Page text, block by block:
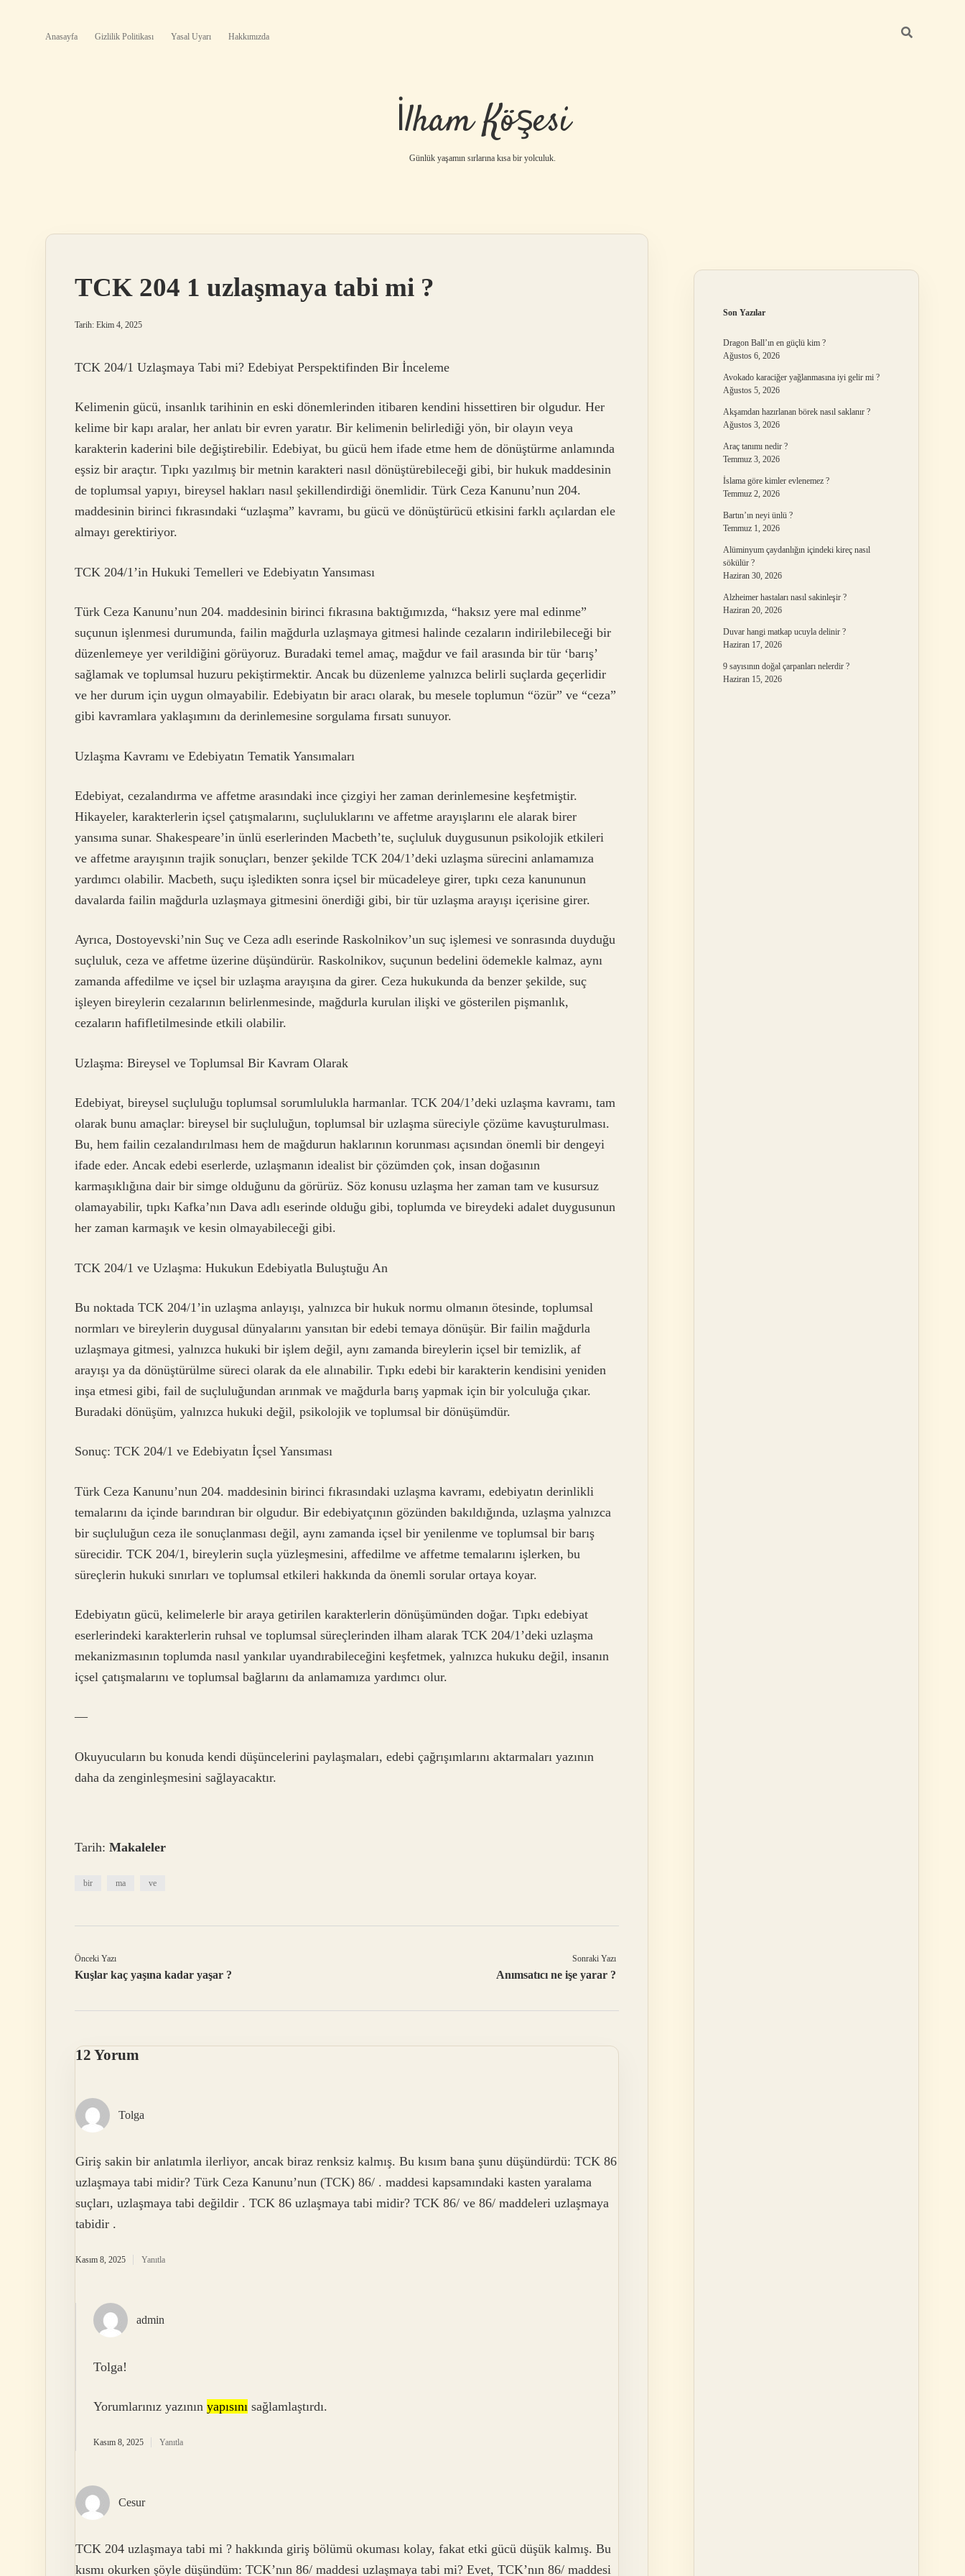
Anasayfa Gizlilik Politikası Yasal Uyarı Hakkımızda
İlham Köşesi
Günlük yaşamın sırlarına kısa bir yolculuk.
TCK 204 1 uzlaşmaya tabi mi ?
Tarih: Ekim 4, 2025
TCK 204/1 Uzlaşmaya Tabi mi? Edebiyat Perspektifinden Bir İnceleme
Kelimenin gücü, insanlık tarihinin en eski dönemlerinden itibaren kendini hissettiren bir olgudur. Her
kelime bir kapı aralar, her anlatı bir evren yaratır. Bir kelimenin belirlediği yön, bir olayın veya
karakterin kaderini bile değiştirebilir. Edebiyat, bu gücü hem ifade etme hem de dönüştürme anlamında
eşsiz bir araçtır. Tıpkı yazılmış bir metnin karakteri nasıl dönüştürebileceği gibi, bir hukuk maddesinin
de toplumsal yapıyı, bireysel hakları nasıl şekillendirdiği önemlidir. Türk Ceza Kanunu’nun 204.
maddesinin birinci fıkrasındaki “uzlaşma” kavramı, bu gücü ve dönüştürücü etkisini farklı açılardan ele
almayı gerektiriyor.
TCK 204/1’in Hukuki Temelleri ve Edebiyatın Yansıması
Türk Ceza Kanunu’nun 204. maddesinin birinci fıkrasına baktığımızda, “haksız yere mal edinme”
suçunun işlenmesi durumunda, failin mağdurla uzlaşmaya gitmesi halinde cezaların indirilebileceği bir
düzenlemeye yer verildiğini görüyoruz. Buradaki temel amaç, mağdur ve fail arasında bir tür ‘barış’
sağlamak ve toplumsal huzuru pekiştirmektir. Ancak bu düzenleme yalnızca belirli suçlarda geçerlidir
ve her durum için uygun olmayabilir. Edebiyatın bir aracı olarak, bu mesele toplumun “özür” ve “ceza”
gibi kavramlara yaklaşımını da derinlemesine sorgulama fırsatı sunuyor.
Uzlaşma Kavramı ve Edebiyatın Tematik Yansımaları
Edebiyat, cezalandırma ve affetme arasındaki ince çizgiyi her zaman derinlemesine keşfetmiştir.
Hikayeler, karakterlerin içsel çatışmalarını, suçluluklarını ve affetme arayışlarını ele alarak birer
yansıma sunar. Shakespeare’in ünlü eserlerinden Macbeth’te, suçluluk duygusunun psikolojik etkileri
ve affetme arayışının trajik sonuçları, benzer şekilde TCK 204/1’deki uzlaşma sürecini anlamamıza
yardımcı olabilir. Macbeth, suçu işledikten sonra içsel bir mücadeleye girer, tıpkı ceza kanununun
davalarda failin mağdurla uzlaşmaya gitmesini önerdiği gibi, bir tür uzlaşma arayışı içerisine girer.
Ayrıca, Dostoyevski’nin Suç ve Ceza adlı eserinde Raskolnikov’un suç işlemesi ve sonrasında duyduğu
suçluluk, ceza ve affetme üzerine düşündürür. Raskolnikov, suçunun bedelini ödemekle kalmaz, aynı
zamanda affedilme ve içsel bir uzlaşma arayışına da girer. Ceza hukukunda da benzer şekilde, suç
işleyen bireylerin cezalarının belirlenmesinde, mağdurla kurulan ilişki ve gösterilen pişmanlık,
cezaların hafifletilmesinde etkili olabilir.
Uzlaşma: Bireysel ve Toplumsal Bir Kavram Olarak
Edebiyat, bireysel suçluluğu toplumsal sorumlulukla harmanlar. TCK 204/1’deki uzlaşma kavramı, tam
olarak bunu amaçlar: bireysel bir suçluluğun, toplumsal bir uzlaşma süreciyle çözüme kavuşturulması.
Bu, hem failin cezalandırılması hem de mağdurun haklarının korunması açısından önemli bir dengeyi
ifade eder. Ancak edebi eserlerde, uzlaşmanın idealist bir çözümden çok, insan doğasının
karmaşıklığına dair bir simge olduğunu da görürüz. Söz konusu uzlaşma her zaman tam ve kusursuz
olamayabilir, tıpkı Kafka’nın Dava adlı eserinde olduğu gibi, toplumda ve bireydeki adalet duygusunun
her zaman karmaşık ve kesin olmayabileceği gibi.
TCK 204/1 ve Uzlaşma: Hukukun Edebiyatla Buluştuğu An
Bu noktada TCK 204/1’in uzlaşma anlayışı, yalnızca bir hukuk normu olmanın ötesinde, toplumsal
normları ve bireylerin duygusal dünyalarını yansıtan bir edebi temaya dönüşür. Bir failin mağdurla
uzlaşmaya gitmesi, yalnızca hukuki bir işlem değil, aynı zamanda bireylerin içsel bir temizlik, af
arayışı ya da dönüştürülme süreci olarak da ele alınabilir. Tıpkı edebi bir karakterin kendisini yeniden
inşa etmesi gibi, fail de suçluluğundan arınmak ve mağdurla barış yapmak için bir yolculuğa çıkar.
Buradaki dönüşüm, yalnızca hukuki değil, psikolojik ve toplumsal bir dönüşümdür.
Sonuç: TCK 204/1 ve Edebiyatın İçsel Yansıması
Türk Ceza Kanunu’nun 204. maddesinin birinci fıkrasındaki uzlaşma kavramı, edebiyatın derinlikli
temalarını da içinde barındıran bir olgudur. Bir edebiyatçının gözünden bakıldığında, uzlaşma yalnızca
bir suçluluğun ceza ile sonuçlanması değil, aynı zamanda içsel bir yenilenme ve toplumsal bir barış
sürecidir. TCK 204/1, bireylerin suçla yüzleşmesini, affedilme ve affetme temalarını işlerken, bu
süreçlerin hukuki sınırları ve toplumsal etkileri hakkında da önemli sorular ortaya koyar.
Edebiyatın gücü, kelimelerle bir araya getirilen karakterlerin dönüşümünden doğar. Tıpkı edebiyat
eserlerindeki karakterlerin ruhsal ve toplumsal süreçlerinden ilham alarak TCK 204/1’deki uzlaşma
mekanizmasının toplumda nasıl yankılar uyandırabileceğini keşfetmek, yalnızca hukuku değil, insanın
içsel çatışmalarını ve toplumsal bağlarını da anlamamıza yardımcı olur.
—
Okuyucuların bu konuda kendi düşüncelerini paylaşmaları, edebi çağrışımlarını aktarmaları yazının
daha da zenginleşmesini sağlayacaktır.
Tarih: Makaleler
bir ma ve
Önceki Yazı
Kuşlar kaç yaşına kadar yaşar ?
Sonraki Yazı
Anımsatıcı ne işe yarar ?
12 Yorum
Tolga
Giriş sakin bir anlatımla ilerliyor, ancak biraz renksiz kalmış. Bu kısım bana şunu düşündürdü: TCK 86
uzlaşmaya tabi midir? Türk Ceza Kanunu’nun (TCK) 86/ . maddesi kapsamındaki kasten yaralama
suçları, uzlaşmaya tabi değildir . TCK 86 uzlaşmaya tabi midir? TCK 86/ ve 86/ maddeleri uzlaşmaya
tabidir .
Kasım 8, 2025 Yanıtla
admin
Tolga!
Yorumlarınız yazının yapısını sağlamlaştırdı.
Kasım 8, 2025 Yanıtla
Cesur
TCK 204 uzlaşmaya tabi mi ? hakkında giriş bölümü okuması kolay, fakat etki gücü düşük kalmış. Bu
kısmı okurken şöyle düşündüm: TCK’nın 86/ maddesi uzlaşmaya tabi mi? Evet, TCK’nın 86/ maddesi
Son Yazılar
Dragon Ball’ın en güçlü kim ?
Ağustos 6, 2026
Avokado karaciğer yağlanmasına iyi gelir mi ?
Ağustos 5, 2026
Akşamdan hazırlanan börek nasıl saklanır ?
Ağustos 3, 2026
Araç tanımı nedir ?
Temmuz 3, 2026
İslama göre kimler evlenemez ?
Temmuz 2, 2026
Bartın’ın neyi ünlü ?
Temmuz 1, 2026
Alüminyum çaydanlığın içindeki kireç nasıl
sökülür ?
Haziran 30, 2026
Alzheimer hastaları nasıl sakinleşir ?
Haziran 20, 2026
Duvar hangi matkap ucuyla delinir ?
Haziran 17, 2026
9 sayısının doğal çarpanları nelerdir ?
Haziran 15, 2026